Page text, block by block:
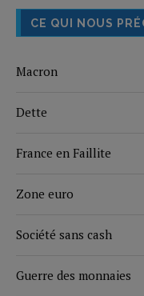
CE QUI NOUS
Macron
Dette
France en Faillite
Zone euro
Société sans cash
Guerre des monnaies